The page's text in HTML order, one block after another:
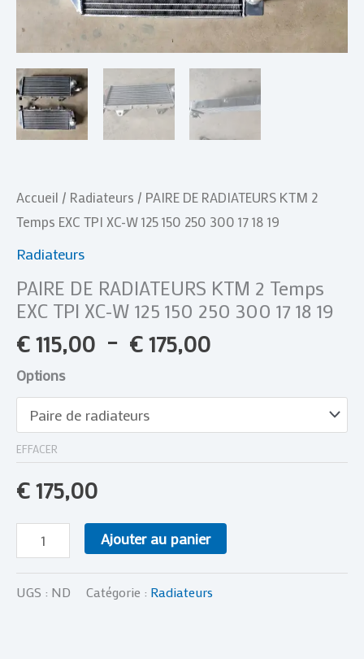
Accueil / Radiateurs / PAIRE DE RADIATEURS KTM 2
Temps EXC TPI XC-W 125 150 250 300 17 18 19
Radiateurs
PAIRE DE RADIATEURS KTM 2 Temps
EXC TPI XC-W 125 150 250 300 17 18 19
€115,00 – €175,00
Options
EFFACER
€175,00
EXC
TPI
XC-
W
125
150
17
18
19
Ajouter au panier
UGS : ND Catégorie : Radiateurs